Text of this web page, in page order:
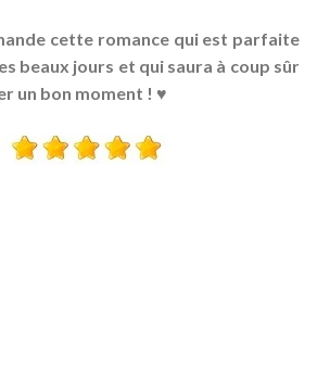
cette romance qui est parfaite
beaux jours et qui saura à coup sûr
un bon moment ! ♥